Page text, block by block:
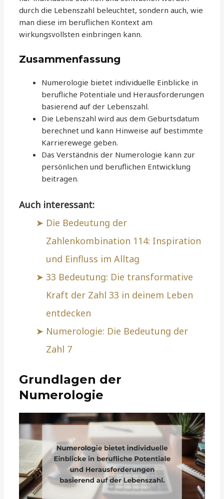
durch die Lebenszahl beleuchtet, sondern auch, wie
man diese im beruflichen Kontext am
wirkungsvollsten einbringen kann.
Zusammenfassung
Numerologie bietet individuelle Einblicke in
berufliche Potentiale und Herausforderungen
basierend auf der Lebenszahl.
Die Lebenszahl wird aus dem Geburtsdatum
berechnet und kann Hinweise auf bestimmte
Karrierewege geben.
Das Verständnis der Numerologie kann zur
persönlichen und beruflichen Entwicklung
beitragen.
Auch interessant:
Die Bedeutung der
Zahlenkombination 114: Inspiration
und Einfluss im Alltag
33 Bedeutung: Die transformative
Kraft der Zahl 33 in deinem Leben
entdecken
Numerologie: Die Bedeutung der
Zahl 7
Grundlagen der
Numerologie